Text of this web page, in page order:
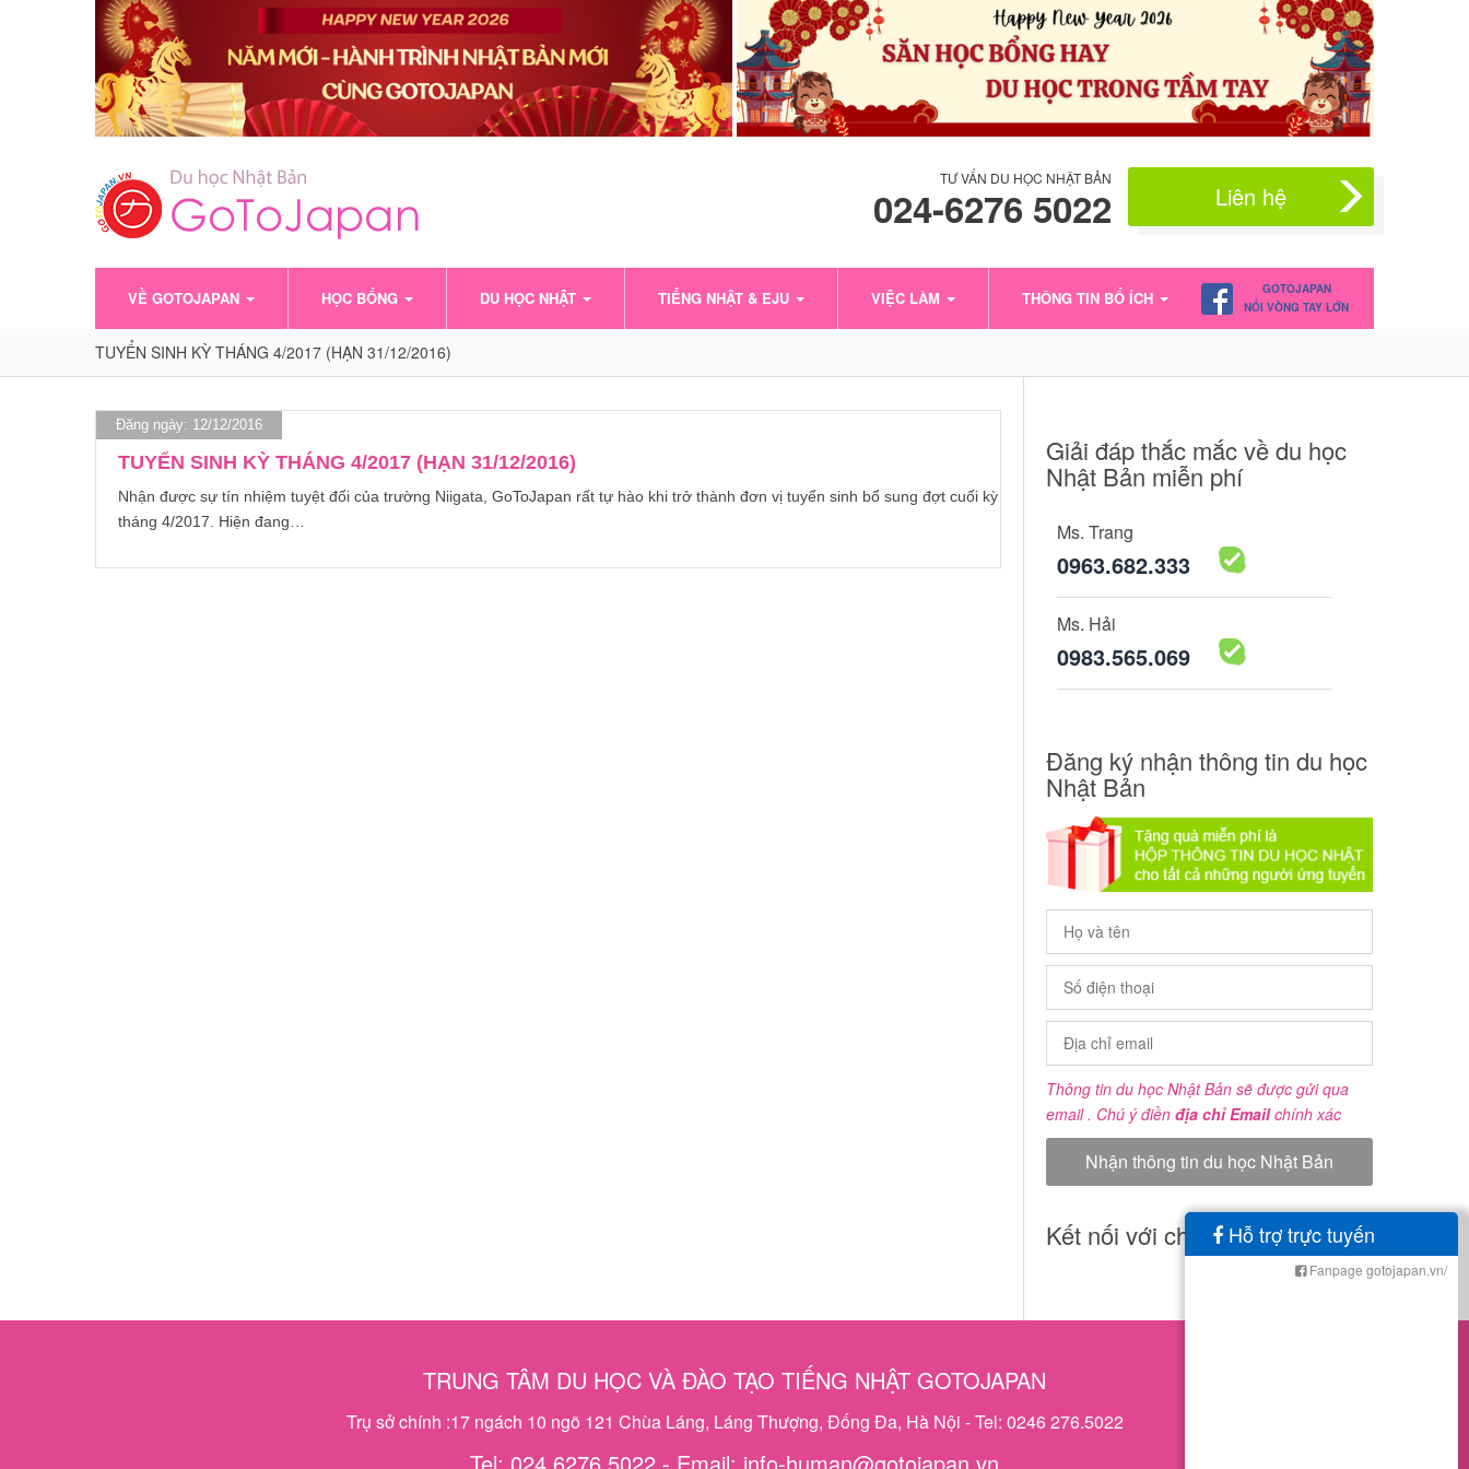
TƯ VẤN DU HỌC NHẬT BẢN
024-6276 5022 Liên hệ
VỀ GOTOJAPAN HỌC BỔNG DU HỌC NHẬT TIẾNG NHẬT & EJU VIỆC LÀM THÔNG TIN BỔ ÍCH
GOTOJAPAN
NỐI VÒNG TAY LỚN
TUYỂN SINH KỲ THÁNG 4/2017 (HẠN 31/12/2016)
Đăng ngày: 12/12/2016
TUYỂN SINH KỲ THÁNG 4/2017 (HẠN 31/12/2016)
Nhận được sự tín nhiệm tuyệt đối của trường Niigata, GoToJapan rất tự hào khi trở thành đơn vị tuyển sinh bổ sung đợt cuối kỳ
tháng 4/2017. Hiện đang…
Giải đáp thắc mắc về du học
Nhật Bản miễn phí
Ms. Trang
0963.682.333
Ms. Hải
0983.565.069
Đăng ký nhận thông tin du học
Nhật Bản
Thông tin du học Nhật Bản sẽ được gửi qua
email . Chú ý điền địa chỉ Emailchính xác
Kết nối với chúng tôi
TRUNG TÂM DU HỌC VÀ ĐÀO TẠO TIẾNG NHẬT GOTOJAPAN
Trụ sở chính :17 ngách 10 ngõ 121 Chùa Láng, Láng Thượng, Đống Đa, Hà Nội - Tel: 0246 276.5022
Hỗ trợ trực tuyến
Fanpage gotojapan.vn/